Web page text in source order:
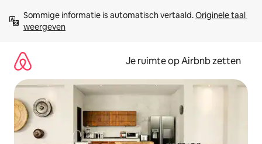
direct
naar
Sommige informatie is automatisch vertaald. Originele taal
weergeven
Je ruimte op Airbnb zetten